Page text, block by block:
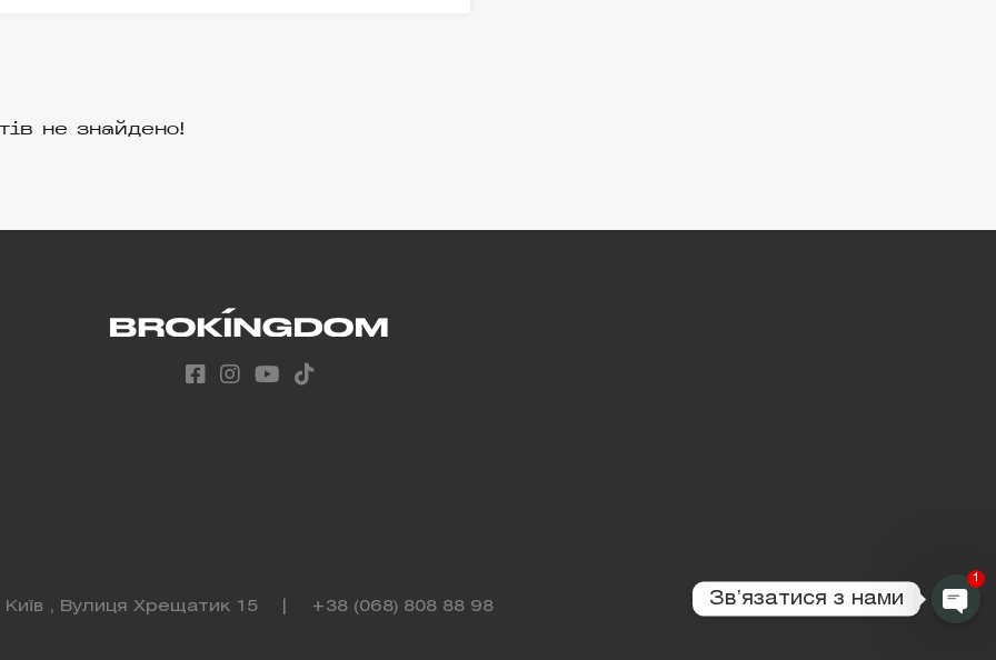
не знайдено!
Київ , Вулиця Хрещатик 15 +38 (068) 808 88 98 Звʼязатися з нами
1